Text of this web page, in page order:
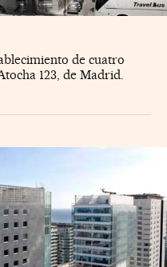
de cuatro
123, de Madrid.